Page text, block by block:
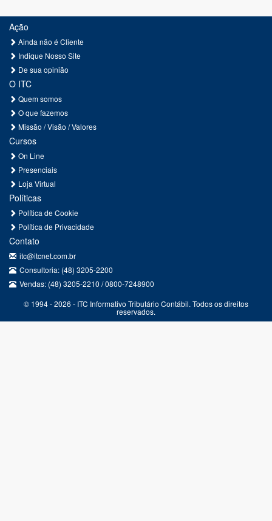
Ação
Ainda não é Cliente
Indique Nosso Site
De sua opinião
O ITC
Quem somos
O que fazemos
Missão / Visão / Valores
Cursos
On Line
Presenciais
Loja Virtual
Políticas
Política de Cookie
Política de Privacidade
Contato
itc@itcnet.com.br
Consultoria: (48) 3205-2200
Vendas: (48) 3205-2210 / 0800-7248900
© 1994 - 2026 - ITC Informativo Tributário Contábil. Todos os direitos
reservados.